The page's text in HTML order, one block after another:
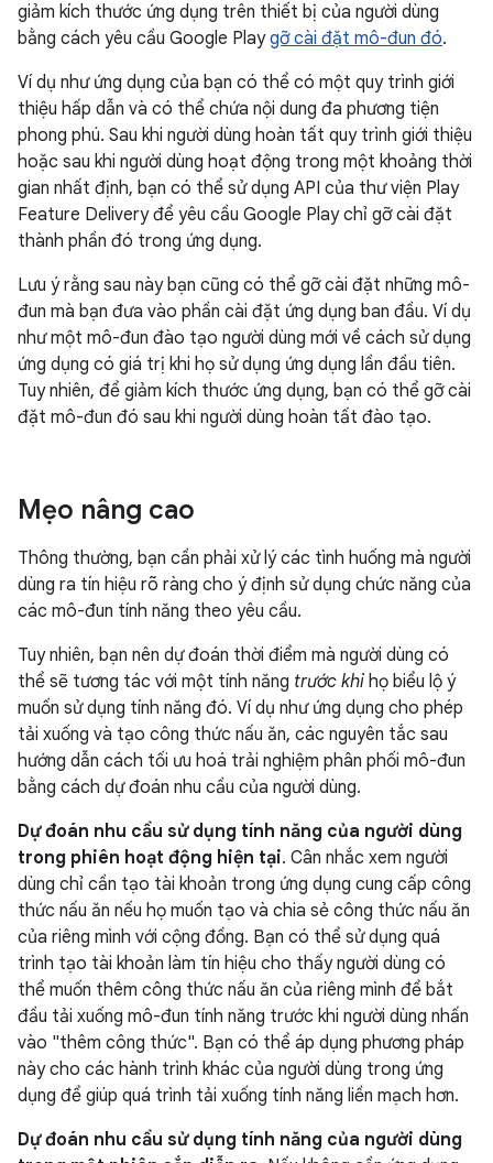
giảm kích thước ứng dụng trên thiết bị của người dùng
bằng cách yêu cầu Google Playgỡ cài đặt mô-đun đó.
Ví dụ như ứng dụng của bạn có thể có một quy trình giới
thiệu hấp dẫn và có thể chứa nội dung đa phương tiện
phong phú. Sau khi người dùng hoàn tất quy trình giới thiệu
hoặc sau khi người dùng hoạt động trong một khoảng thời
gian nhất định, bạn có thể sử dụng API của thư viện Play
Feature Delivery để yêu cầu Google Play chỉ gỡ cài đặt
thành phần đó trong ứng dụng.
Lưu ý rằng sau này bạn cũng có thể gỡ cài đặt những mô-
đun mà bạn đưa vào phần cài đặt ứng dụng ban đầu. Ví dụ
như một mô-đun đào tạo người dùng mới về cách sử dụng
ứng dụng có giá trị khi họ sử dụng ứng dụng lần đầu tiên.
Tuy nhiên, để giảm kích thước ứng dụng, bạn có thể gỡ cài
đặt mô-đun đó sau khi người dùng hoàn tất đào tạo.
Mẹo nâng cao
Thông thường, bạn cần phải xử lý các tình huống mà người
dùng ra tín hiệu rõ ràng cho ý định sử dụng chức năng của
các mô-đun tính năng theo yêu cầu.
Tuy nhiên, bạn nên dự đoán thời điểm mà người dùng có
thể sẽ tương tác với một tính năng trước khi họ biểu lộ ý
muốn sử dụng tính năng đó. Ví dụ như ứng dụng cho phép
tải xuống và tạo công thức nấu ăn, các nguyên tắc sau
hướng dẫn cách tối ưu hoá trải nghiệm phân phối mô-đun
bằng cách dự đoán nhu cầu của người dùng.
Dự đoán nhu cầu sử dụng tính năng của người dùng
trong phiên hoạt động hiện tại. Cân nhắc xem người
dùng chỉ cần tạo tài khoản trong ứng dụng cung cấp công
thức nấu ăn nếu họ muốn tạo và chia sẻ công thức nấu ăn
của riêng mình với cộng đồng. Bạn có thể sử dụng quá
trình tạo tài khoản làm tín hiệu cho thấy người dùng có
thể muốn thêm công thức nấu ăn của riêng mình để bắt
đầu tải xuống mô-đun tính năng trước khi người dùng nhấn
vào "thêm công thức". Bạn có thể áp dụng phương pháp
này cho các hành trình khác của người dùng trong ứng
dụng để giúp quá trình tải xuống tính năng liền mạch hơn.
Dự đoán nhu cầu sử dụng tính năng của người dùng